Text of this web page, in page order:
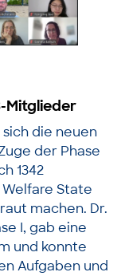
Mitglieder
sich die neuen
der Phase
1342
State
machen. Dr.
I, gab eine
und konnte
Aufgaben und